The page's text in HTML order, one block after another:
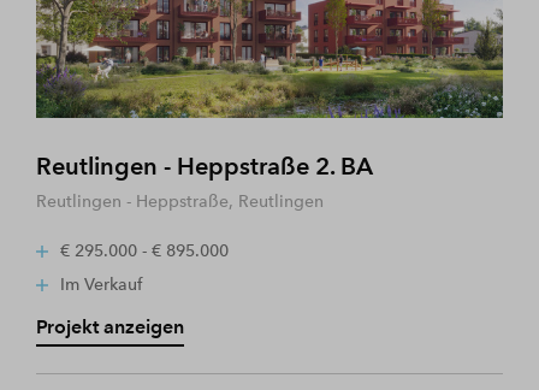
Reutlingen - Heppstraße 2. BA
Reutlingen - Heppstraße, Reutlingen
€ 295.000 - € 895.000
Im Verkauf
Projekt anzeigen